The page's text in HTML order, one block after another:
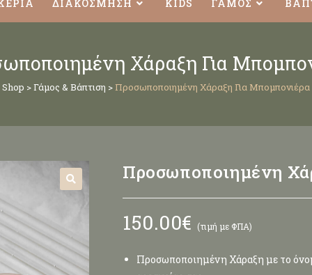
ΔΙΑΚΟΣΜΗΣΗ KIDS ΓΑΜΟΣ
Χάραξη Για
Shop >Γάμος & Βάπτιση >Προσωποποιημένη Χάραξη Για Μπομπονιέρα
🔍
Προσωποποιημένη
150.00€ (τιμή με ΦΠΑ)
Προσωποποιημένη Χάραξη με το